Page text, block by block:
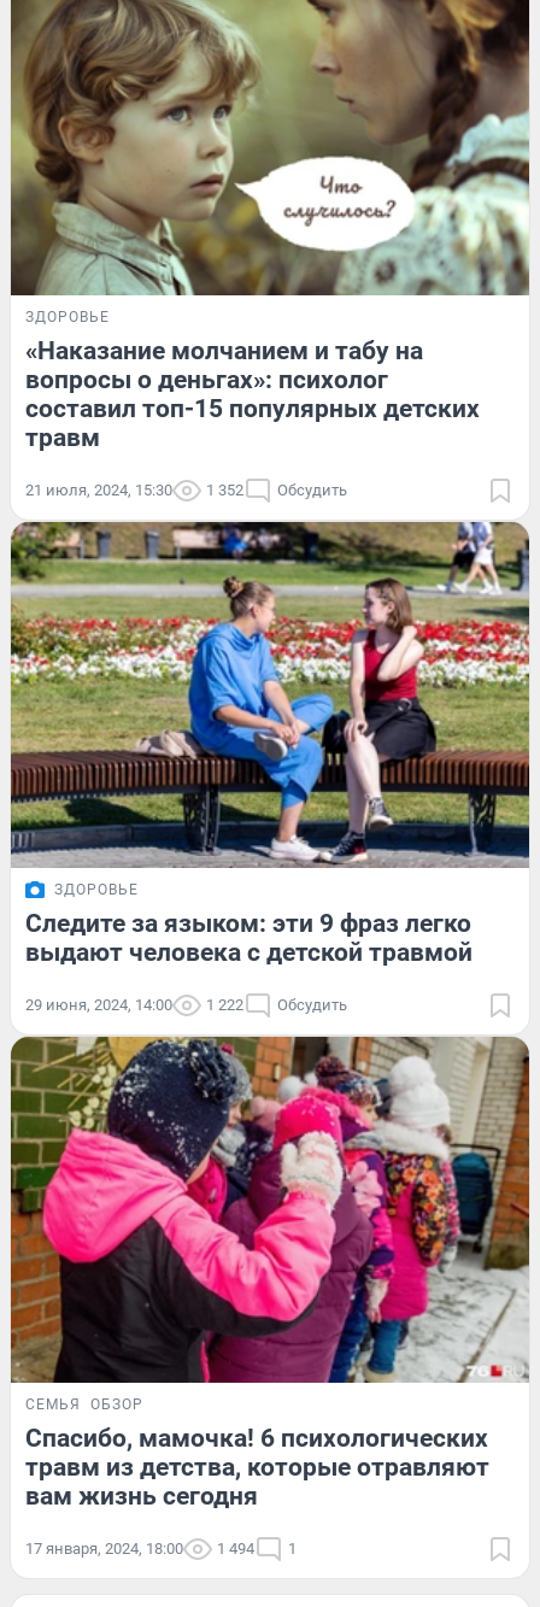
ЗДОРОВЬЕ
«Наказание молчанием и табу на
вопросы о деньгах»: психолог
составил топ-15 популярных детских
травм
21 июля, 2024, 15:30 1 352 Обсудить
ЗДОРОВЬЕ
Следите за языком: эти 9 фраз легко
выдают человека с детской травмой
29 июня, 2024, 14:00 1 222 Обсудить
СЕМЬЯ ОБЗОР
Спасибо, мамочка! 6 психологических
травм из детства, которые отравляют
вам жизнь сегодня
17 января, 2024, 18:00 1 494 1